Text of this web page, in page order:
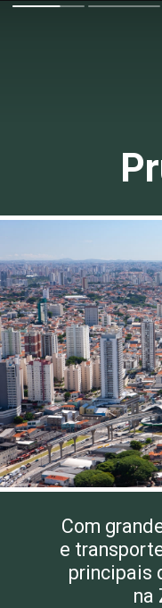
Com
e
principais
na